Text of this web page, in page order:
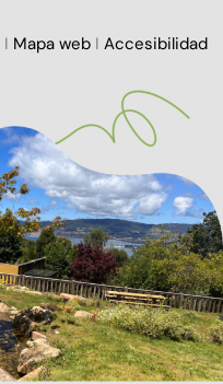
I Mapa web I Accesibilidad